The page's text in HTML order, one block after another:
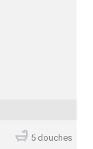
5 douches